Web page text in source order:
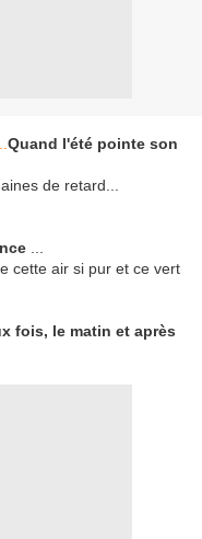
Quand l'été pointe son
de retard...
cette air si pur et ce vert
fois, le matin et après